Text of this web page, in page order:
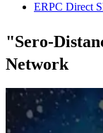
ERPC Direct
"Sero-
Network